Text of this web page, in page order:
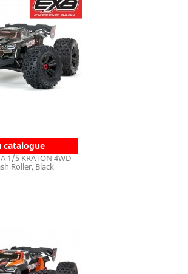
catalogue
1/5 KRATON 4WD
Roller, Black